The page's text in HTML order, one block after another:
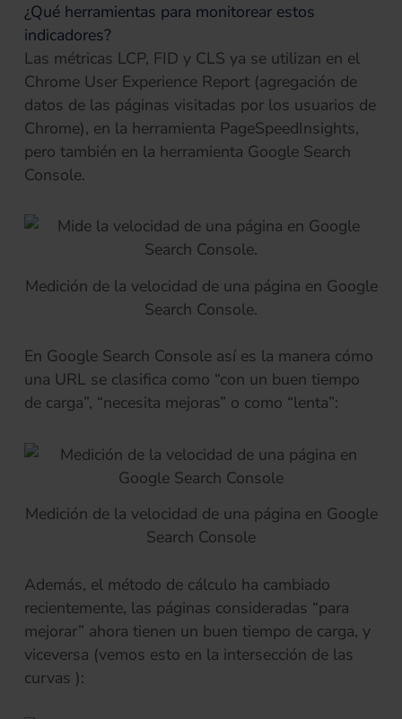
¿Qué herramientas para monitorear estos
indicadores?
Las métricas LCP, FID y CLS ya se utilizan en el
Chrome User Experience Report (agregación de
datos de las páginas visitadas por los usuarios de
Chrome), en la herramienta PageSpeedInsights,
pero también en la herramienta Google Search
Console.
Medición de la velocidad de una página en Google
Search Console.
En Google Search Console así es la manera cómo
una URL se clasifica como “con un buen tiempo
de carga”, “necesita mejoras” o como “lenta”:
Medición de la velocidad de una página en Google
Search Console
Además, el método de cálculo ha cambiado
recientemente, las páginas consideradas “para
mejorar” ahora tienen un buen tiempo de carga, y
viceversa (vemos esto en la intersección de las
curvas ):